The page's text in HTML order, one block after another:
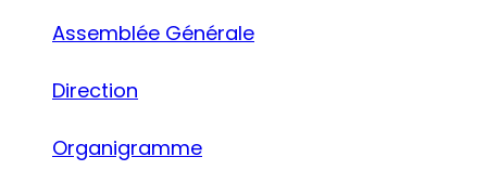
Assemblée Générale
Direction
Organigramme